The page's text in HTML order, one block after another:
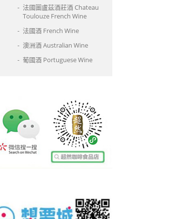
法國圖盧茲酒莊酒 Chateau
Toulouze French Wine
法國酒 French Wine
澳洲酒 Australian Wine
葡國酒 Portuguese Wine